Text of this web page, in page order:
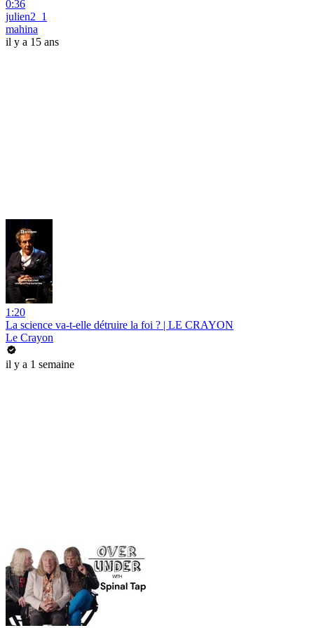
0:36
julien2_1
mahina
il y a 15 ans
1:20
La science va-t-elle détruire la foi ? | LE CRAYON
Le Crayon
il y a 1 semaine